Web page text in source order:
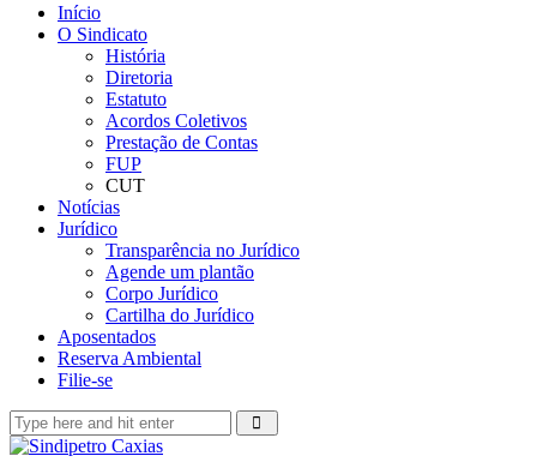
Início
O Sindicato
História
Diretoria
Estatuto
Acordos Coletivos
Prestação de Contas
FUP
CUT
Notícias
Jurídico
Transparência no Jurídico
Agende um plantão
Corpo Jurídico
Cartilha do Jurídico
Aposentados
Reserva Ambiental
Filie-se